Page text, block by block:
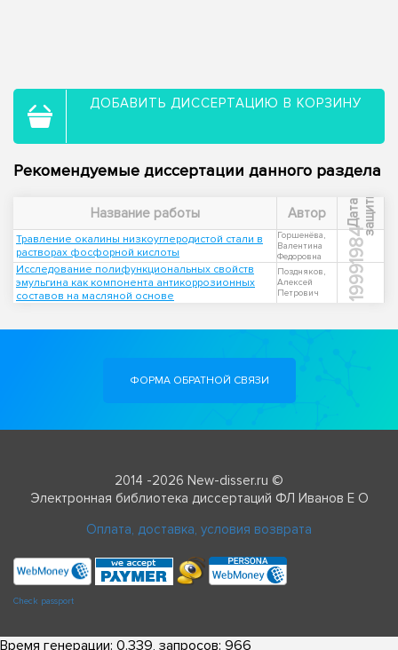
ДОБАВИТЬ ДИССЕРТАЦИЮ В КОРЗИНУ
Рекомендуемые диссертации данного раздела
Название работы Автор Д
а
т
а
з
а
щ
и
т ы
Травление окалины низкоуглеродистой стали в
растворах фосфорной кислоты
Горшенёва,
Валентина
Федоровна
1984
Исследование полифункциональных свойств
эмульгина как компонента антикоррозионных
составов на масляной основе
Поздняков,
Алексей
Петрович
1999
ФОРМА ОБРАТНОЙ СВЯЗИ
2014 -2026 New-disser.ru ©
Электронная библиотека диссертаций ФЛ Иванов Е О
Оплата, доставка, условия возврата
Check passport
Время генерации: 0.339, запросов: 966